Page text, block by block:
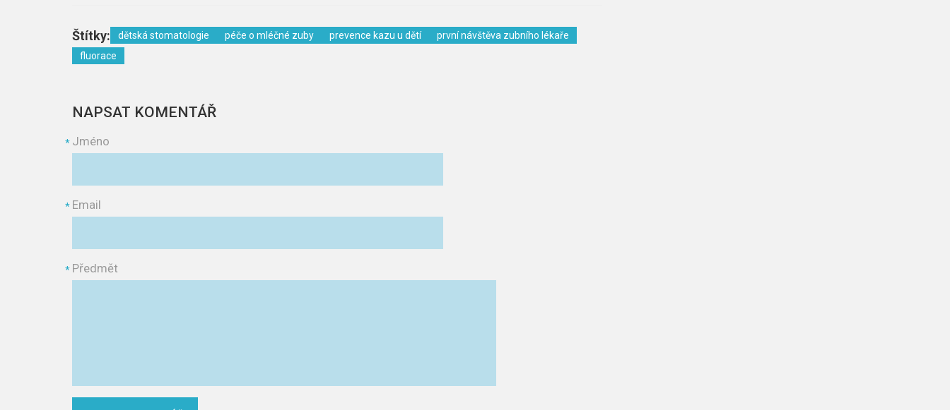
Štítky: dětská stomatologie péče o mléčné zuby prevence kazu u dětí
první návštěva zubního lékaře
fluorace
NAPSAT KOMENTÁŘ
Jméno
*
Email
*
Předmět
*